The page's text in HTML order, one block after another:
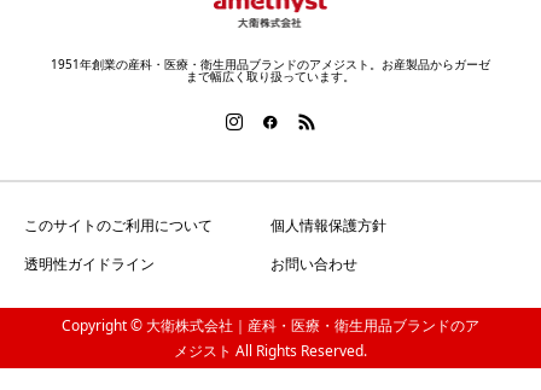
1951年創業の産科・医療・衛生用品ブランドのアメジスト。お産製品からガーゼ
まで幅広く取り扱っています。
このサイトのご利用について
個人情報保護方針
透明性ガイドライン
お問い合わせ
Copyright © 大衛株式会社｜産科・医療・衛生用品ブランドのア
メジスト All Rights Reserved.